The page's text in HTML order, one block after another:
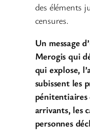
des éléments
censures.
Un message
Merogis qui
qui explose,
subissent les
pénitentiaires
arrivants, les
personnes